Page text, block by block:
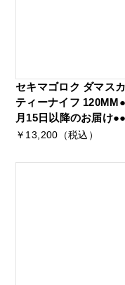
セキマゴロク ダマス
ティーナイフ
月15日以降のお届け●●
￥13,200（税込）